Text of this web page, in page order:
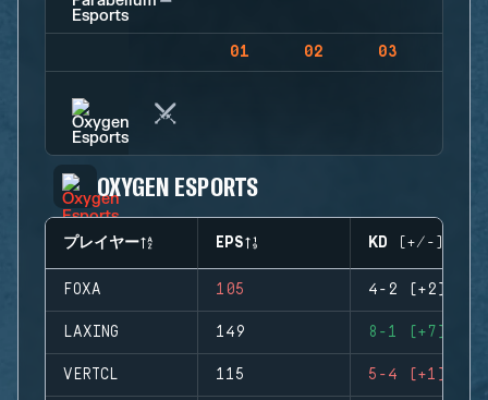
01 02 03
OXYGEN ESPORTS
プレイヤー EPS KD (+/-)
FOXA 105 4-2 (+2)
LAXING 149 8-1 (+7)
VERTCL 115 5-4 (+1)